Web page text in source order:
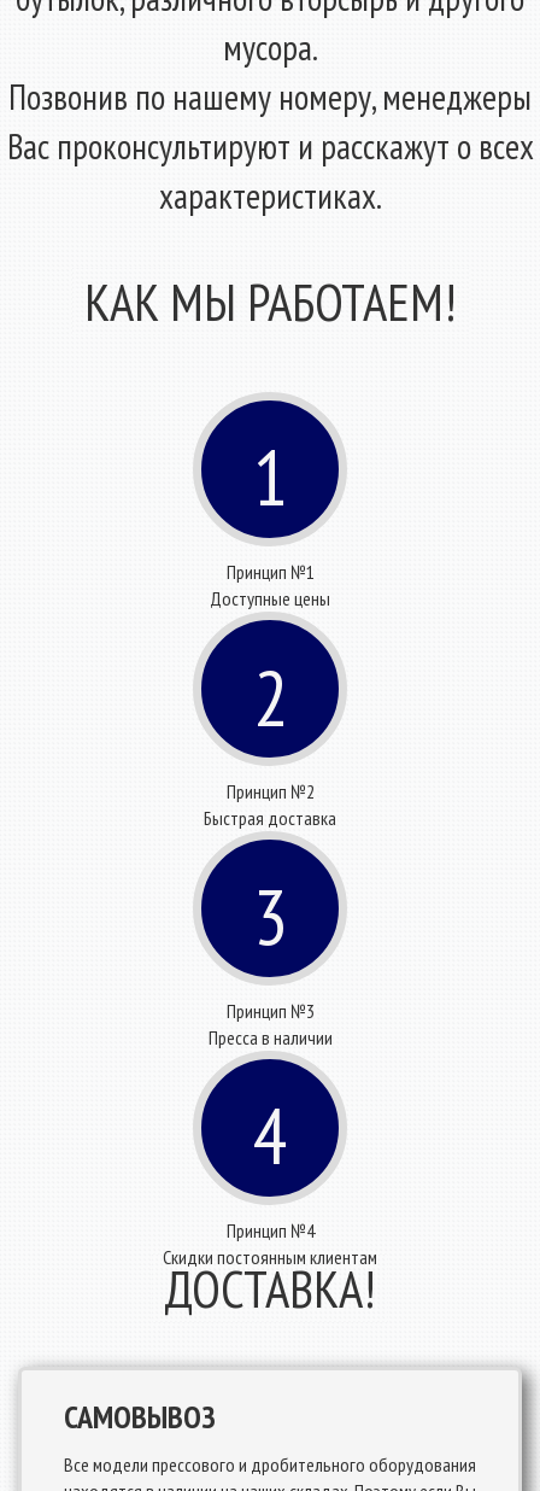
мусора.
Позвонив по нашему номеру, менеджеры
Вас проконсультируют и расскажут о всех
характеристиках.
КАК МЫ РАБОТАЕМ!
1
Принцип №1
Доступные цены
2
Принцип №2
Быстрая доставка
3
Принцип №3
Пресса в наличии
4
Принцип №4
Скидки постоянным клиентам
ДОСТАВКА!
САМОВЫВОЗ
Все модели прессового и дробительного оборудования